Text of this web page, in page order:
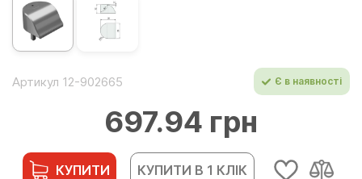
Артикул 12-902665 Є в наявності
697.94 грн
КУПИТИ КУПИТИ В 1 КЛІК